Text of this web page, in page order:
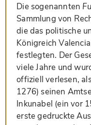
Die sogenannten
Sammlung von
die das politische
Königreich
festlegten. Der
viele Jahre und
offiziell verlesen,
1276) seinen
Inkunabel (ein vor
erste gedruckte